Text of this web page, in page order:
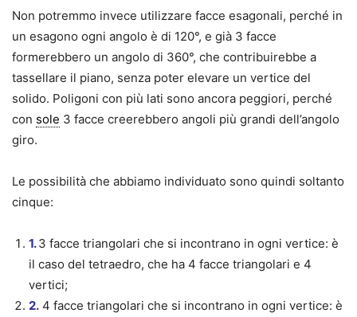
Non potremmo invece utilizzare facce esagonali, perché in
un esagono ogni angolo è di 120°, e già 3 facce
formerebbero un angolo di 360°, che contribuirebbe a
tassellare il piano, senza poter elevare un vertice del
solido. Poligoni con più lati sono ancora peggiori, perché
con sole 3 facce creerebbero angoli più grandi dell’angolo
giro.
Le possibilità che abbiamo individuato sono quindi soltanto
cinque:
1.3 facce triangolari che si incontrano in ogni vertice: è
il caso del tetraedro, che ha 4 facce triangolari e 4
vertici;
2. 4 facce triangolari che si incontrano in ogni vertice: è